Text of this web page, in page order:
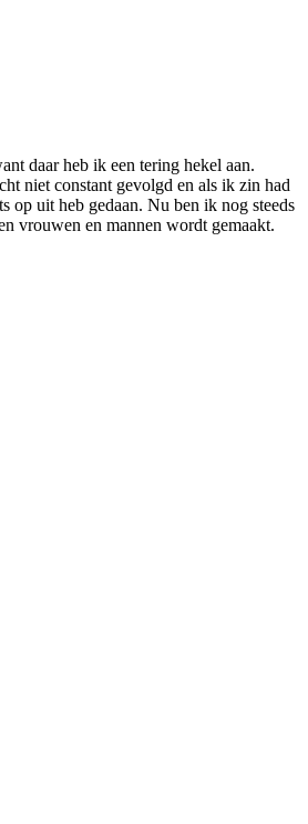
daar heb ik een tering hekel aan.
niet constant gevolgd en als ik zin had
op uit heb gedaan. Nu ben ik nog steeds
vrouwen en mannen wordt gemaakt.